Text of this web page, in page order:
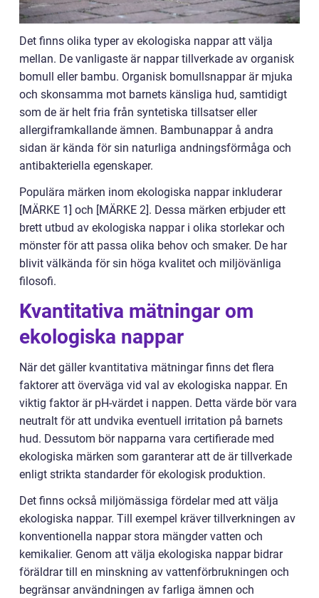
Det finns olika typer av ekologiska nappar att välja
mellan. De vanligaste är nappar tillverkade av organisk
bomull eller bambu. Organisk bomullsnappar är mjuka
och skonsamma mot barnets känsliga hud, samtidigt
som de är helt fria från syntetiska tillsatser eller
allergiframkallande ämnen. Bambunappar å andra
sidan är kända för sin naturliga andningsförmåga och
antibakteriella egenskaper.
Populära märken inom ekologiska nappar inkluderar
[MÄRKE 1] och [MÄRKE 2]. Dessa märken erbjuder ett
brett utbud av ekologiska nappar i olika storlekar och
mönster för att passa olika behov och smaker. De har
blivit välkända för sin höga kvalitet och miljövänliga
filosofi.
Kvantitativa mätningar om
ekologiska nappar
När det gäller kvantitativa mätningar finns det flera
faktorer att överväga vid val av ekologiska nappar. En
viktig faktor är pH-värdet i nappen. Detta värde bör vara
neutralt för att undvika eventuell irritation på barnets
hud. Dessutom bör napparna vara certifierade med
ekologiska märken som garanterar att de är tillverkade
enligt strikta standarder för ekologisk produktion.
Det finns också miljömässiga fördelar med att välja
ekologiska nappar. Till exempel kräver tillverkningen av
konventionella nappar stora mängder vatten och
kemikalier. Genom att välja ekologiska nappar bidrar
föräldrar till en minskning av vattenförbrukningen och
begränsar användningen av farliga ämnen och